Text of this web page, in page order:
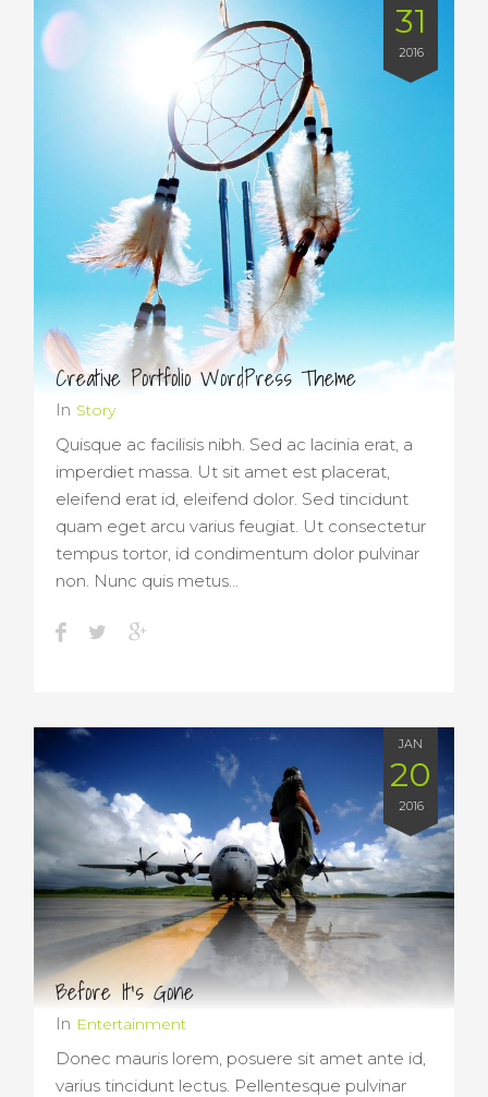
31
2016
Creative Portfolio WordPress Theme
In Story
Quisque ac facilisis nibh. Sed ac lacinia erat, a
imperdiet massa. Ut sit amet est placerat,
eleifend erat id, eleifend dolor. Sed tincidunt
quam eget arcu varius feugiat. Ut consectetur
tempus tortor, id condimentum dolor pulvinar
non. Nunc quis metus…
JAN
20
2016
Before It’s Gone
In Entertainment
Donec mauris lorem, posuere sit amet ante id,
varius tincidunt lectus. Pellentesque pulvinar